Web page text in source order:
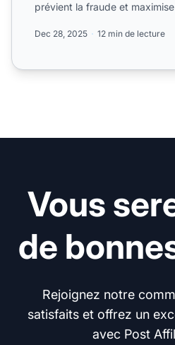
prévient la fraude et maximise
Dec 28, 2025 12 min de lecture
Vous
de
Rejoignez notre
satisfaits et offrez un
avec Post